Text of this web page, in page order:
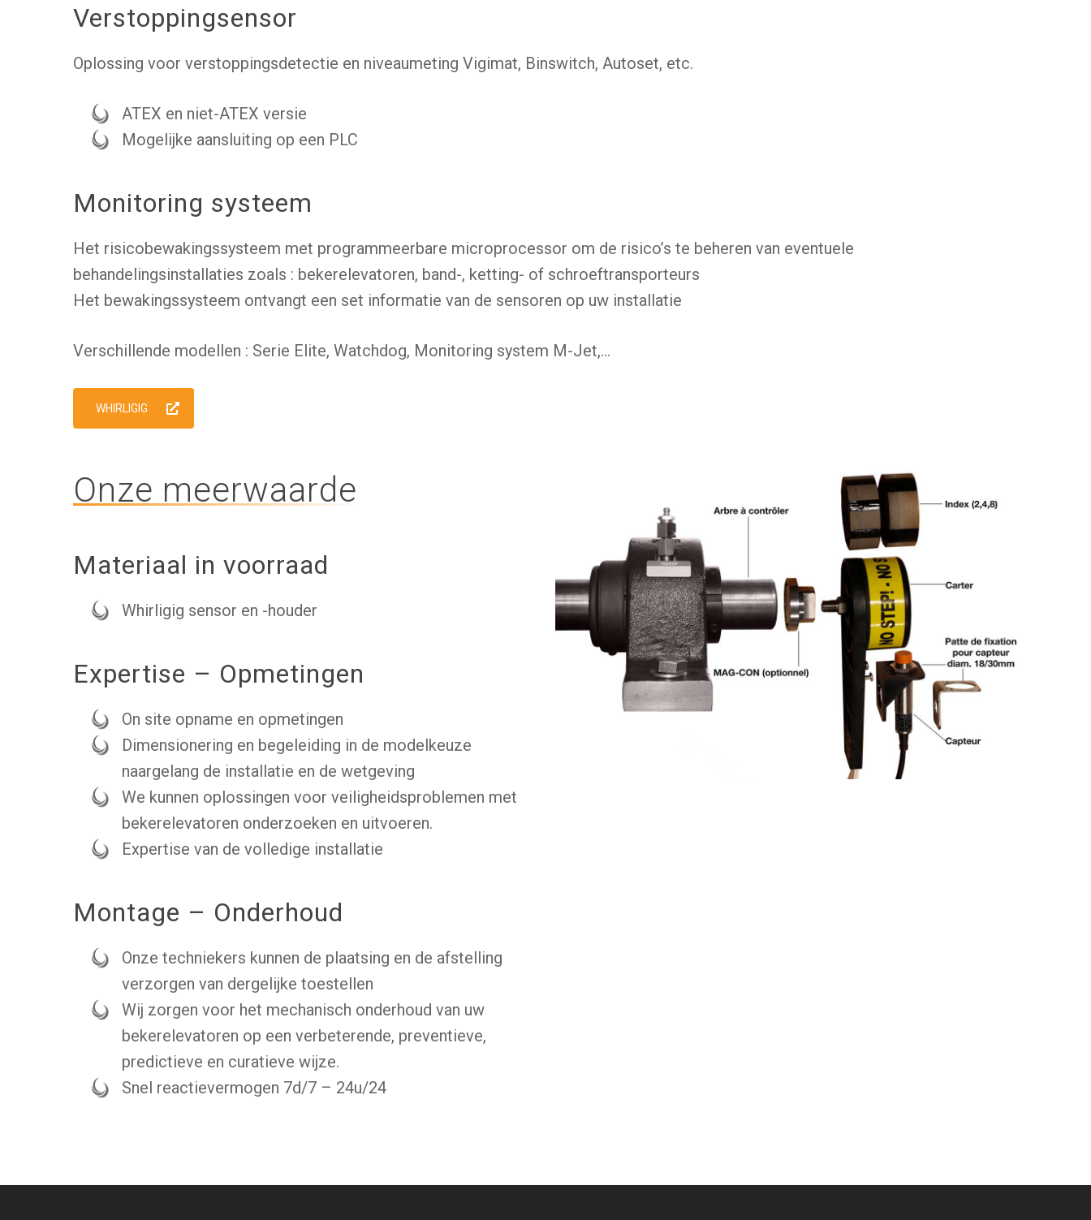
Verstoppingsensor
Oplossing voor verstoppingsdetectie en niveaumeting Vigimat, Binswitch, Autoset, etc.
ATEX en niet-ATEX versie
Mogelijke aansluiting op een PLC
Monitoring systeem
Het risicobewakingssysteem met programmeerbare microprocessor om de risico’s te beheren van eventuele
behandelingsinstallaties zoals : bekerelevatoren, band-, ketting- of schroeftransporteurs
Het bewakingssysteem ontvangt een set informatie van de sensoren op uw installatie
Verschillende modellen : Serie Elite, Watchdog, Monitoring system M-Jet,…
WHIRLIGIG
Onze meerwaarde
Materiaal in voorraad
Whirligig sensor en -houder
Expertise – Opmetingen
On site opname en opmetingen
Dimensionering en begeleiding in de modelkeuze
naargelang de installatie en de wetgeving
We kunnen oplossingen voor veiligheidsproblemen met
bekerelevatoren onderzoeken en uitvoeren.
Expertise van de volledige installatie
Montage – Onderhoud
Onze techniekers kunnen de plaatsing en de afstelling
verzorgen van dergelijke toestellen
Wij zorgen voor het mechanisch onderhoud van uw
bekerelevatoren op een verbeterende, preventieve,
predictieve en curatieve wijze.
Snel reactievermogen 7d/7 – 24u/24